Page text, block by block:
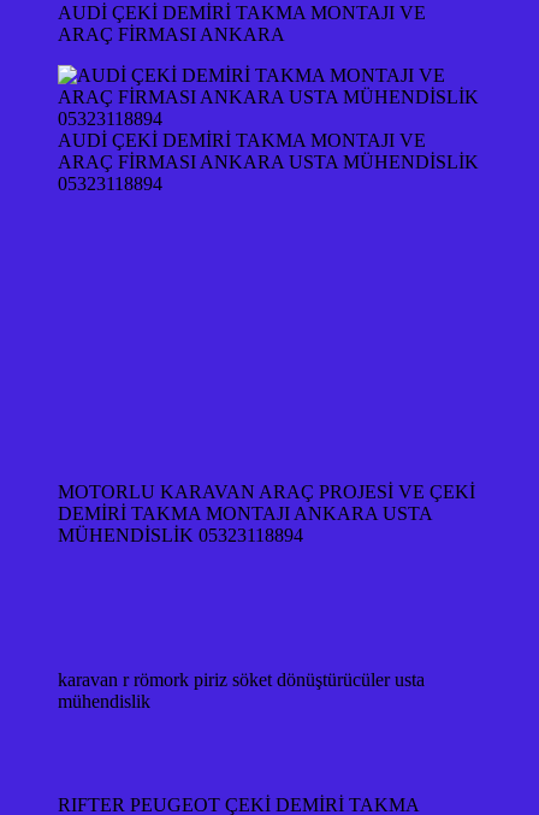
AUDİ ÇEKİ DEMİRİ TAKMA MONTAJI VE
ARAÇ FİRMASI ANKARA
AUDİ ÇEKİ DEMİRİ TAKMA MONTAJI VE
ARAÇ FİRMASI ANKARA USTA MÜHENDİSLİK
05323118894
MOTORLU KARAVAN ARAÇ PROJESİ VE ÇEKİ
DEMİRİ TAKMA MONTAJI ANKARA USTA
MÜHENDİSLİK 05323118894
karavan r römork piriz söket dönüştürücüler usta
mühendislik
RIFTER PEUGEOT ÇEKİ DEMİRİ TAKMA